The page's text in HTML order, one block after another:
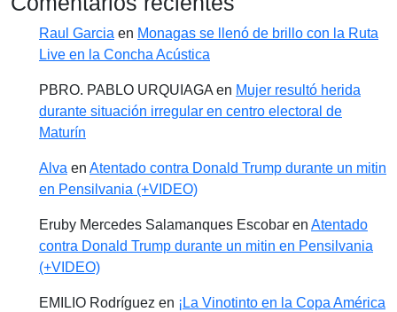
Raul Garcia en Monagas se llenó de brillo con la Ruta
Live en la Concha Acústica
PBRO. PABLO URQUIAGA en Mujer resultó herida
durante situación irregular en centro electoral de
Maturín
Alva en Atentado contra Donald Trump durante un mitin
en Pensilvania (+VIDEO)
Eruby Mercedes Salamanques Escobar en Atentado
contra Donald Trump durante un mitin en Pensilvania
(+VIDEO)
EMILIO Rodríguez en ¡La Vinotinto en la Copa América